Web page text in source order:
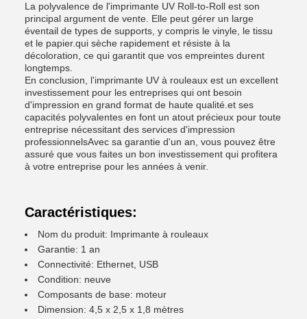
La polyvalence de l'imprimante UV Roll-to-Roll est son
principal argument de vente. Elle peut gérer un large
éventail de types de supports, y compris le vinyle, le tissu
et le papier.qui sèche rapidement et résiste à la
décoloration, ce qui garantit que vos empreintes durent
longtemps.
En conclusion, l'imprimante UV à rouleaux est un excellent
investissement pour les entreprises qui ont besoin
d'impression en grand format de haute qualité.et ses
capacités polyvalentes en font un atout précieux pour toute
entreprise nécessitant des services d'impression
professionnelsAvec sa garantie d'un an, vous pouvez être
assuré que vous faites un bon investissement qui profitera
à votre entreprise pour les années à venir.
Caractéristiques:
Nom du produit: Imprimante à rouleaux
Garantie: 1 an
Connectivité: Ethernet, USB
Condition: neuve
Composants de base: moteur
Dimension: 4,5 x 2,5 x 1,8 mètres